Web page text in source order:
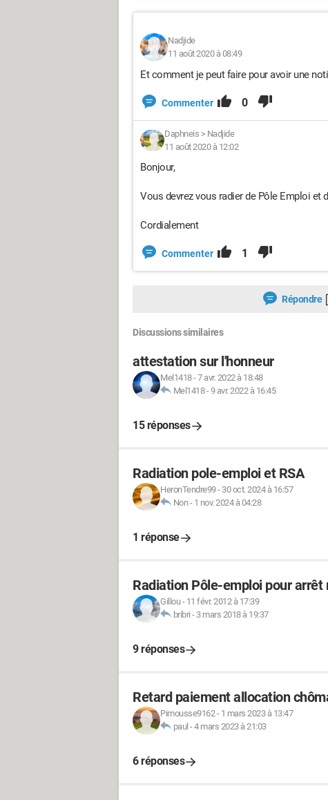
Nadjide
11 août 2020 à 08:49
Et comment je peut faire pour avoir une
Commenter 0
Daphneis > Nadjide
11 août 2020 à 12:02
Bonjour,
Vous devrez vous radier de Pôle Emploi et
Cordialement
Commenter 1
Répondre
Discussions similaires
attestation sur l'honneur
Mel1418-7 avr. 2022 à 18:48
Mel1418-9 avr. 2022 à 16:45
15 réponses
Radiation pole-emploi et RSA
HeronTendre99- 30 oct. 2024 à 16:57
Non- 1 nov. 2024 à 04:28
1 réponse
Radiation Pôle-emploi pour arrêt
Gillou- 11 févr. 2012 à 17:39
bribri - 3 mars 2018 à 19:37
9 réponses
Retard paiement allocation
Pimousse9162- 1 mars 2023 à 13:47
paul -4 mars 2023 à 21:03
6 réponses